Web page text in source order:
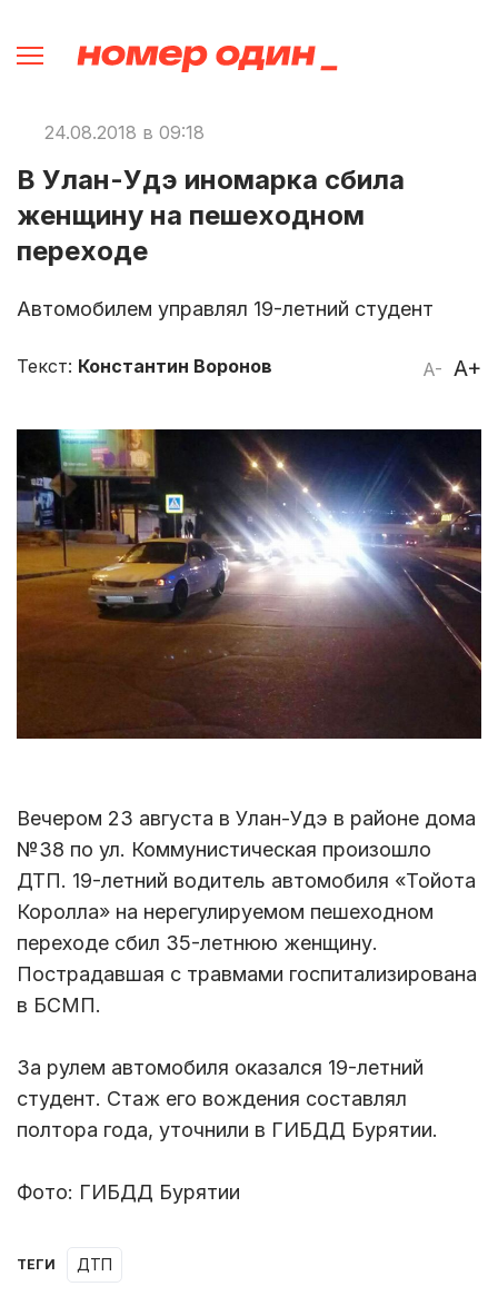
24.08.2018 в 09:18
В Улан-Удэ иномарка сбила
женщину на пешеходном
переходе
Автомобилем управлял 19-летний студент
A- A+
Текст: Константин Воронов
Вечером 23 августа в Улан-Удэ в районе дома
№38 по ул. Коммунистическая произошло
ДТП. 19-летний водитель автомобиля «Тойота
Королла» на нерегулируемом пешеходном
переходе сбил 35-летнюю женщину.
Пострадавшая с травмами госпитализирована
в БСМП.
За рулем автомобиля оказался 19-летний
студент. Стаж его вождения составлял
полтора года, уточнили в ГИБДД Бурятии.
Фото: ГИБДД Бурятии
ТЕГИ ДТП